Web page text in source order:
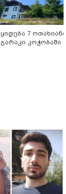
7 ოთახიანი
კოჭობაში